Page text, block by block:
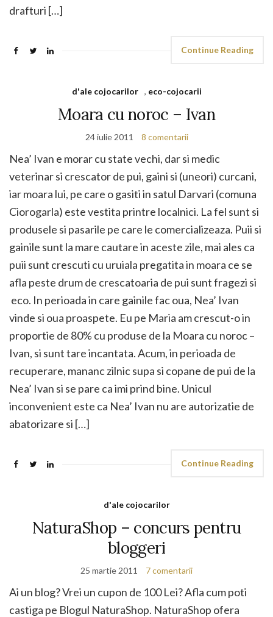
drafturi […]
Continue Reading
d'ale cojocarilor , eco-cojocarii
Moara cu noroc – Ivan
24 iulie 2011 8 comentarii
Nea’ Ivan e morar cu state vechi, dar si medic
veterinar si crescator de pui, gaini si (uneori) curcani,
iar moara lui, pe care o gasiti in satul Darvari (comuna
Ciorogarla) este vestita printre localnici. La fel sunt si
produsele si pasarile pe care le comercializeaza. Puii si
gainile sunt la mare cautare in aceste zile, mai ales ca
puii sunt crescuti cu uruiala pregatita in moara ce se
afla peste drum de crescatoaria de pui sunt fragezi si
eco. In perioada in care gainile fac oua, Nea’ Ivan
vinde si oua proaspete. Eu pe Maria am crescut-o in
proportie de 80% cu produse de la Moara cu noroc –
Ivan, si sunt tare incantata. Acum, in perioada de
recuperare, mananc zilnic supa si copane de pui de la
Nea’ Ivan si se pare ca imi prind bine. Unicul
inconvenient este ca Nea’ Ivan nu are autorizatie de
abatorizare si […]
Continue Reading
d'ale cojocarilor
NaturaShop – concurs pentru
bloggeri
25 martie 2011 7 comentarii
Ai un blog? Vrei un cupon de 100 Lei? Afla cum poti
castiga pe Blogul NaturaShop. NaturaShop ofera